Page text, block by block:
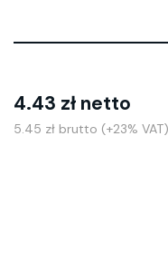
4.43 zł netto
5.45 zł brutto (+23% VAT)